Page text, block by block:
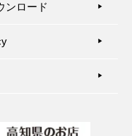
ンロード ▶︎
▶︎
▶︎